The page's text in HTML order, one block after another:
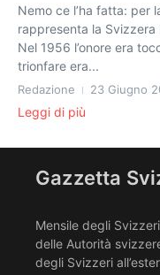
Nemo ce l’ha fatta: per
rappresenta la Svizzera
Nel 1956 l’onore era
trionfare era...
Redazione 23 Giugno
Leggi di più
Gazzetta
Mensile degli
delle Autorità
degli Svizzeri